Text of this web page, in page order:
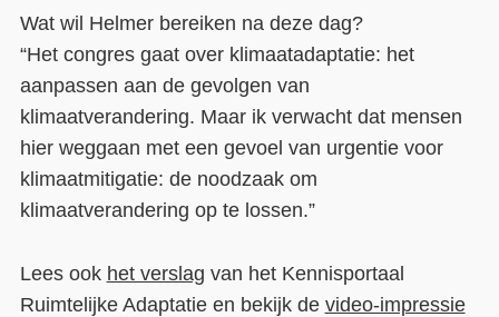
Wat wil Helmer bereiken na deze dag?
“Het congres gaat over klimaatadaptatie: het
aanpassen aan de gevolgen van
klimaatverandering. Maar ik verwacht dat mensen
hier weggaan met een gevoel van urgentie voor
klimaatmitigatie: de noodzaak om
klimaatverandering op te lossen.”
Lees ook het verslag van het Kennisportaal
Ruimtelijke Adaptatie en bekijk de video-impressie